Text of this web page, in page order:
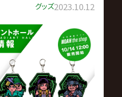
グッズ2023.10.12